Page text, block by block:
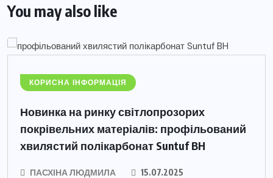
You may also like
КОРИСНА ІНФОРМАЦІЯ
Новинка на ринку світлопрозорих
покрівельних матеріалів: профільований
хвилястий полікарбонат Suntuf BH
ПАСХІНА ЛЮДМИЛА 15.07.2025